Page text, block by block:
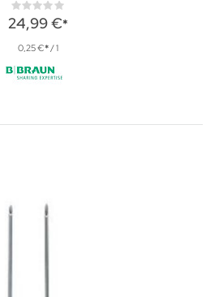
Rating:
0%
24,99 €
0,25 € / 1